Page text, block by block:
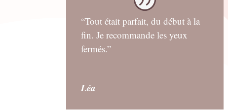
“Tout était parfait, du début à la
fin. Je recommande les yeux
fermés.”
Léa